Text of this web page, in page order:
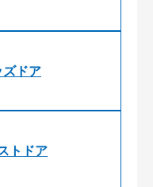
ドア
トドア